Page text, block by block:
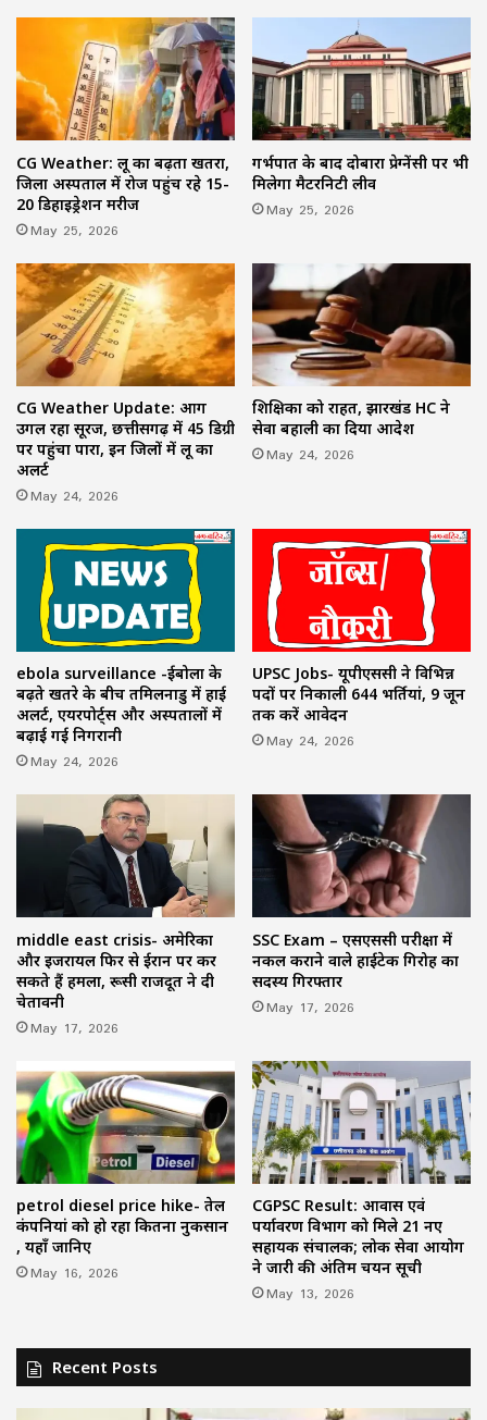
CG Weather: लू का बढ़ता खतरा,
जिला अस्पताल में रोज पहुंच रहे 15-
20 डिहाइड्रेशन मरीज
May 25, 2026
गर्भपात के बाद दोबारा प्रेग्नेंसी पर भी
मिलेगा मैटरनिटी लीव
May 25, 2026
CG Weather Update: आग
उगल रहा सूरज, छत्तीसगढ़ में 45 डिग्री
पर पहुंचा पारा, इन जिलों में लू का
अलर्ट
May 24, 2026
शिक्षिका को राहत, झारखंड HC ने
सेवा बहाली का दिया आदेश
May 24, 2026
ebola surveillance -ईबोला के
बढ़ते खतरे के बीच तमिलनाडु में हाई
अलर्ट, एयरपोर्ट्स और अस्पतालों में
बढ़ाई गई निगरानी
May 24, 2026
UPSC Jobs- यूपीएससी ने विभिन्न
पदों पर निकाली 644 भर्तियां, 9 जून
तक करें आवेदन
May 24, 2026
middle east crisis- अमेरिका
और इजरायल फिर से ईरान पर कर
सकते हैं हमला, रूसी राजदूत ने दी
चेतावनी
May 17, 2026
SSC Exam – एसएससी परीक्षा में
नकल कराने वाले हाईटेक गिरोह का
सदस्य गिरफ्तार
May 17, 2026
petrol diesel price hike- तेल
कंपनियां को हो रहा कितना नुकसान
, यहाँ जानिए
May 16, 2026
CGPSC Result: आवास एवं
पर्यावरण विभाग को मिले 21 नए
सहायक संचालक; लोक सेवा आयोग
ने जारी की अंतिम चयन सूची
May 13, 2026
Recent Posts